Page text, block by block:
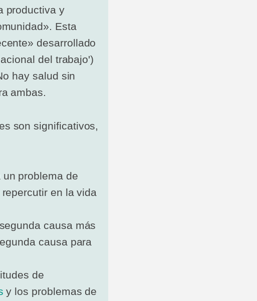
productiva y
Esta
desarrollado
del trabajo')
hay salud sin
ambas.
son significativos,
problema de
en la vida
causa más
causa para
de
y los problemas de